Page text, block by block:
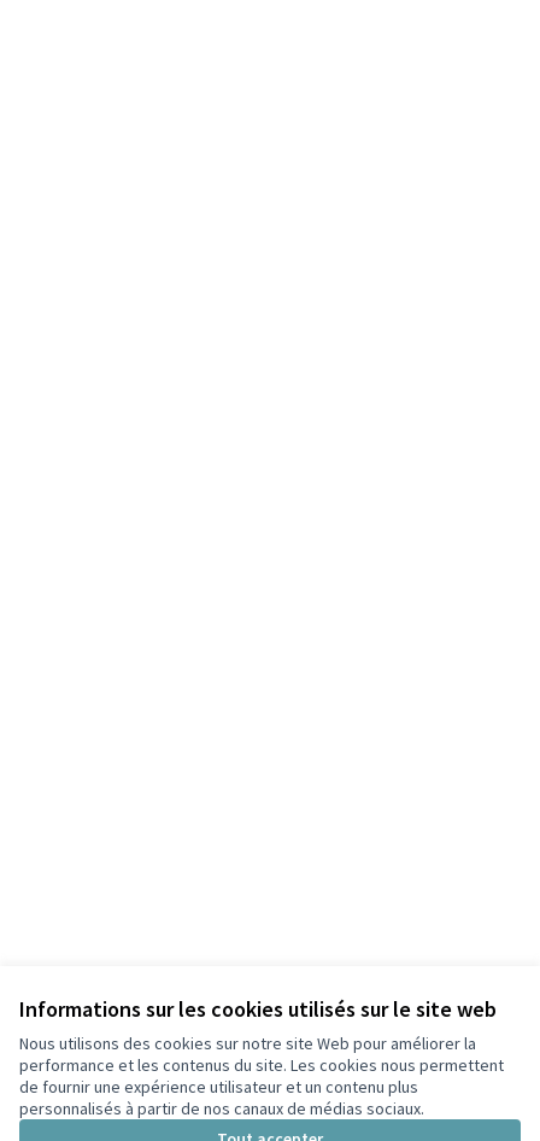
Informations sur les cookies utilisés sur le site web
Nous utilisons des cookies sur notre site Web pour améliorer la
performance et les contenus du site. Les cookies nous permettent
de fournir une expérience utilisateur et un contenu plus
personnalisés à partir de nos canaux de médias sociaux.
Conditions d'utilisation
Paramètres des cookies
Participez Villeurbanne sur X
(Lien externe)
Participez Villeurbanne sur Facebook
Participez Villeurbanne sur Instagram
Participez Villeurbanne sur YouTube
(Lien externe)